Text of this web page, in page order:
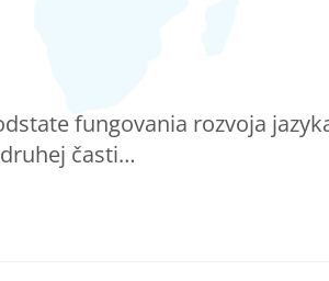
fungovania rozvoja
časti…